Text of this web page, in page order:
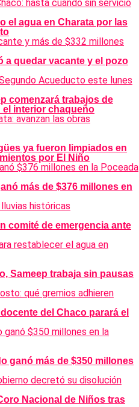
el agua en Charata por las
a quedar vacante y el pozo
comenzará trabajos de
el interior chaqueño
ya fueron limpiados en
por El Niño
más de $376 millones en
comité de emergencia ante
Sameep trabaja sin pausas
del Chaco parará el
ganó más de $350 millones
Nacional de Niños tras